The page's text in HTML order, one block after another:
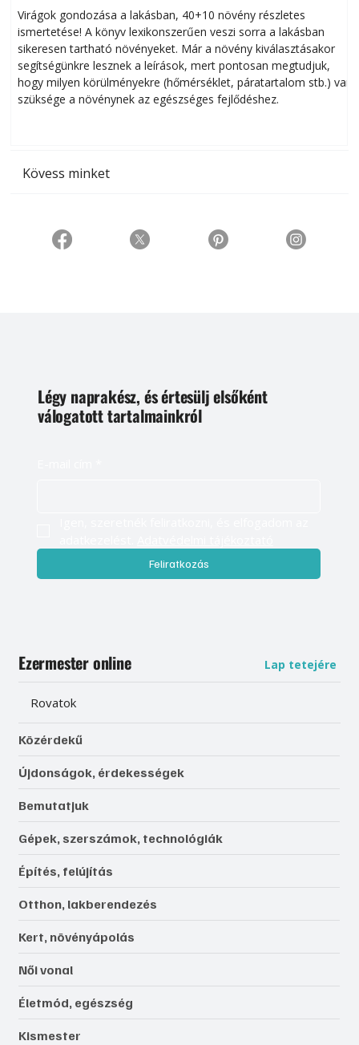
Virágok gondozása a lakásban, 40+10 növény részletes
ismertetése! A könyv lexikonszerűen veszi sorra a lakásban
sikeresen tart­ha­tó növényeket. Már a növény kiválasztásakor
segítségünkre lesznek a leírások, mert pontosan megtudjuk,
hogy milyen körülményekre (hőmérséklet, páratartalom stb.) van
szüksége a növénynek az egészséges fejlődéshez.
Kövess minket
Légy naprakész, és értesülj elsőként
válogatott tartalmainkról
Feliratkozás
Ezermester online Lap tetejére
Rovatok
Közérdekű
Újdonságok, érdekességek
Bemutatjuk
Gépek, szerszámok, technológiák
Építés, felújítás
Otthon, lakberendezés
Kert, növényápolás
Női vonal
Életmód, egészség
Kismester